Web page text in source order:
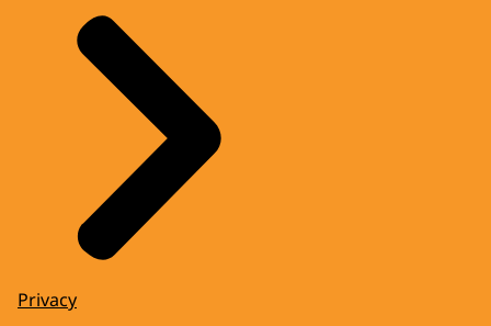
Privacy